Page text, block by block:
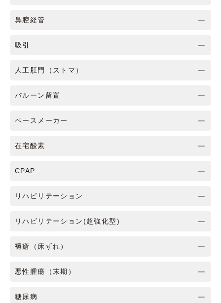
鼻腔経管
吸引
人工肛門（ストマ）
バルーン留置
ペースメーカー
在宅酸素
CPAP
リハビリテーション
リハビリテーション(超強化型)
褥瘡（床ずれ）
悪性腫瘍（末期）
糖尿病